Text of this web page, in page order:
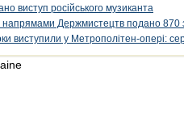
виступ російського музиканта
Держмистецтв подано 870
виступили у Метрополітен-опері: